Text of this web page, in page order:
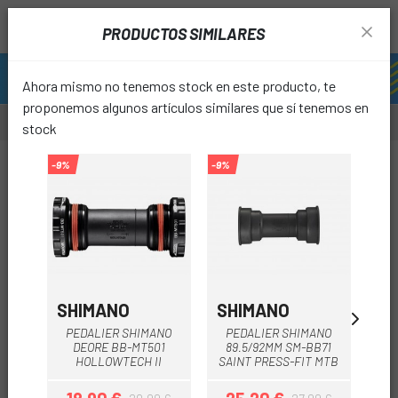
PRODUCTOS SIMILARES
Ahora mismo no tenemos stock en este producto, te
proponemos algunos artículos similares que sí tenemos en
stock
-9%
SHIMANO
PEDALIER SHIMANO
DEORE BB-MT501
HOLLOWTECH II
-9%
SHIMANO
PEDALIER SHIMANO
89.5/92MM SM-BB71
SAINT PRESS-FIT MTB